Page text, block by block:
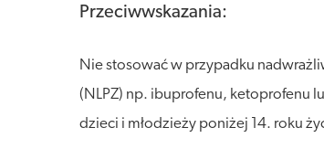
Przeciwwskazania:
Nie stosować w przypadku
(NLPZ) np. ibuprofenu, ketoprofenu
dzieci i młodzieży poniżej 14. roku